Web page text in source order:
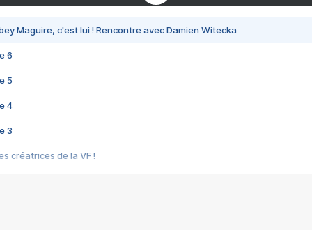
Maguire, c'est lui ! Rencontre avec Damien Witecka
6
5
4
3
créatrices de la VF !